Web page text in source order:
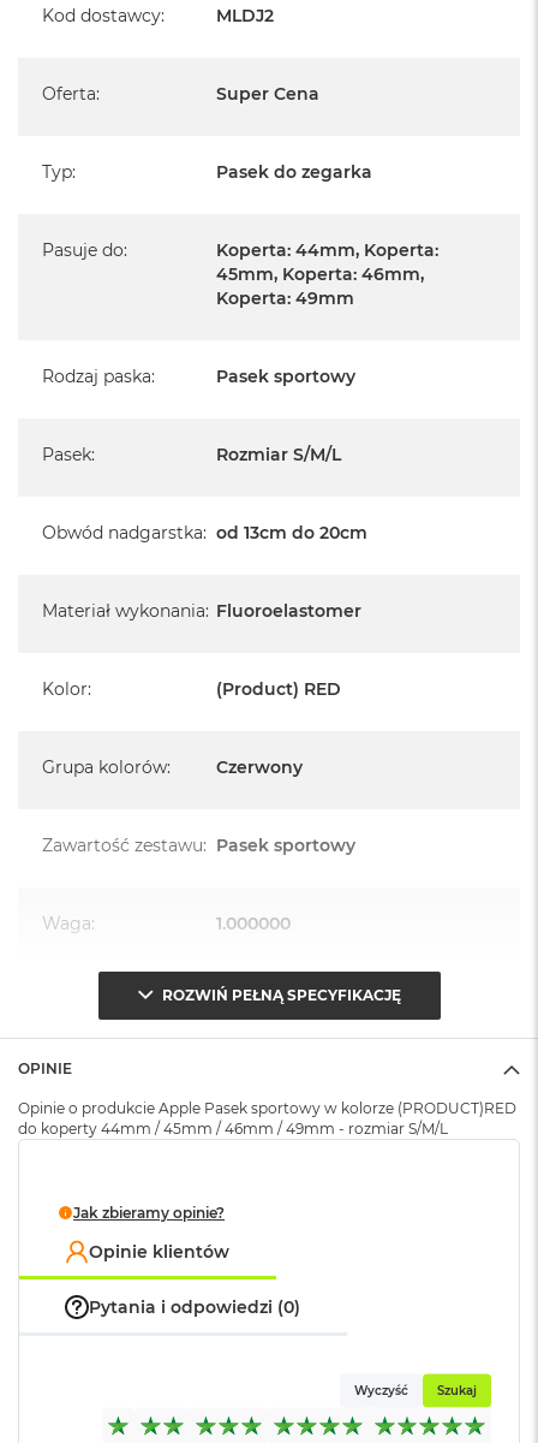
A
k
A
B
k
A
M
a
o
i
o
A
i
M
a
c
B
o
Kod dostawcy: MLDJ2
Oferta: Super Cena
Typ: Pasek do zegarka
Pasuje do:
Koperta: 44mm, Koperta:
45mm, Koperta: 46mm,
Koperta: 49mm
Rodzaj paska: Pasek sportowy
Pasek: Rozmiar S/M/L
Obwód nadgarstka: od 13cm do 20cm
Materiał wykonania: Fluoroelastomer
Kolor: (Product) RED
Grupa kolorów: Czerwony
Zawartość zestawu: Pasek sportowy
Waga: 1.000000
Znak zgodności: CE
Opakowanie
(pudełko) :
ROZWIŃ PEŁNĄ SPECYFIKACJĘ
OPINIE
Opinie o produkcie Apple Pasek sportowy w kolorze (PRODUCT)RED
do koperty 44mm / 45mm / 46mm / 49mm - rozmiar S/M/L
Jak zbieramy opinie?
Opinie klientów
Pytania i odpowiedzi (0)
Wyczyść Szukaj